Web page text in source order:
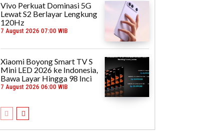
Vivo Perkuat Dominasi 5G
Lewat S2 Berlayar Lengkung
120Hz
7 August 2026 07:00 WIB
Xiaomi Boyong Smart TV S
Mini LED 2026 ke Indonesia,
Bawa Layar Hingga 98 Inci
7 August 2026 06:00 WIB